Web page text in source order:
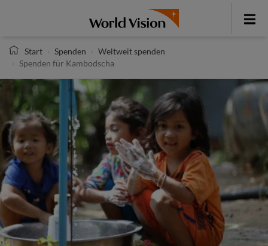
Toggle
Start
Spenden
Weltweit spenden
Spenden für Kambodscha